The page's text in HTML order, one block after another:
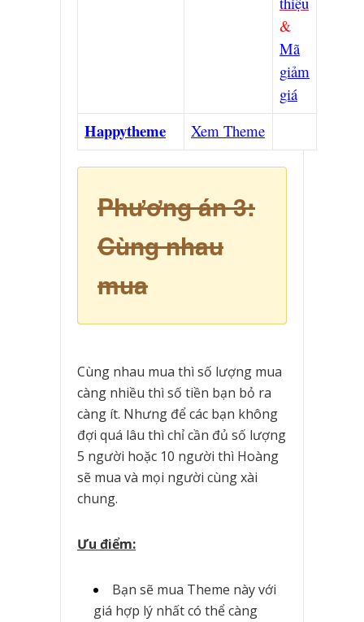
&
Mã
giảm
giá
Happytheme Xem Theme
Phương án 3:
Cùng nhau
mua
Cùng nhau mua thì số lượng mua
càng nhiều thì số tiền bạn bỏ ra
càng ít. Nhưng để các bạn không
đợi quá lâu thì chỉ cần đủ số lượng
5 người hoặc 10 người thì Hoàng
sẽ mua và mọi người cùng xài
chung.
Ưu điểm:
Bạn sẽ mua Theme này với
giá hợp lý nhất có thể càng